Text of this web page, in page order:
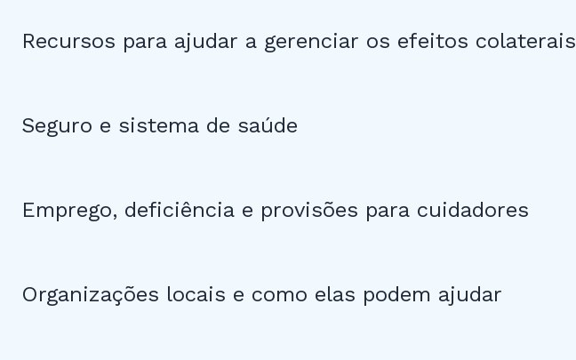
Recursos para ajudar a gerenciar os efeitos colaterais
Seguro e sistema de saúde
Emprego, deficiência e provisões para cuidadores
Organizações locais e como elas podem ajudar